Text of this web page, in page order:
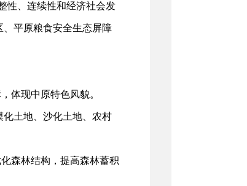
性、连续性和经济社会发
、平原粮食安全生态屏障
体现中原特色风貌。
化土地、沙化土地、农村
森林结构，提高森林蓄积